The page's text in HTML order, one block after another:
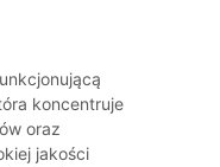
koncentruje
oraz
jakości